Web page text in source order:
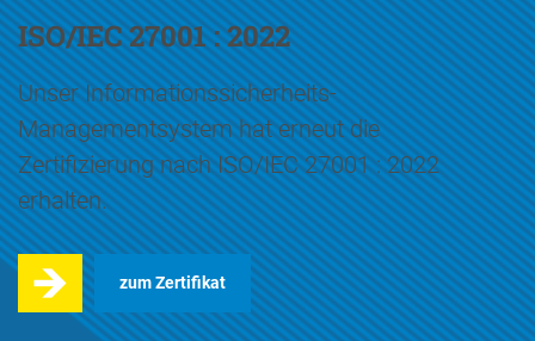
ISO/IEC 27001 : 2022
Unser Informationssicherheits-
Managementsystem hat erneut die
Zertifizierung nach ISO/IEC 27001 : 2022
erhalten.
zum Zertifikat